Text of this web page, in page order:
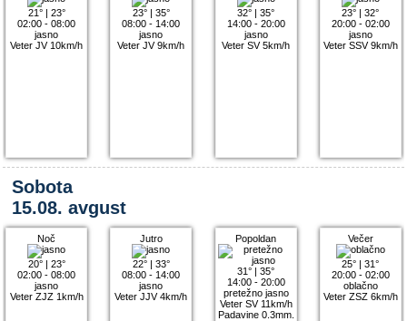
21°| 23°
02:00 - 08:00
jasno
Veter JV 10km/h
23°| 35°
08:00 - 14:00
jasno
Veter JV 9km/h
32° |35°
14:00 - 20:00
jasno
Veter SV 5km/h
23° |32°
20:00 - 02:00
jasno
Veter SSV 9km/h
Sobota
15.08. avgust
Noč
20°| 23°
02:00 - 08:00
jasno
Veter ZJZ 1km/h
Jutro
22°| 33°
08:00 - 14:00
jasno
Veter JJV 4km/h
Popoldan
31° |35°
14:00 - 20:00
pretežno jasno
Veter SV 11km/h
Padavine 0.3mm.
Večer
25° |31°
20:00 - 02:00
oblačno
Veter ZSZ 6km/h